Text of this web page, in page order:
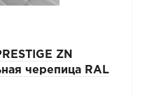
ZN
черепица RAL